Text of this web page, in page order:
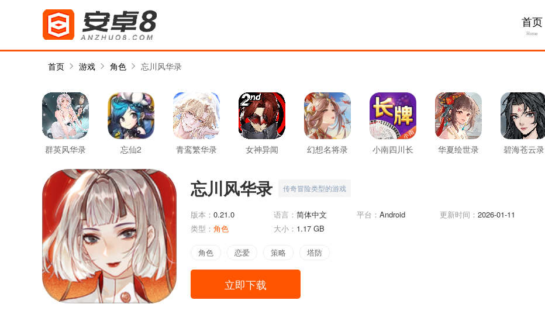
首页
Home
首页 游戏 角色 忘川风华录
群英风华录 忘仙2 青鸾繁华录
女神异闻
幻想名将录
小南四川长
华夏绘世录 碧海苍云录
忘川风华录 传奇冒险类型的游戏
版本： 0.21.0 语言： 简体中文 平台： Android 更新时间： 2026-01-11
类型： 角色 大小： 1.17 GB
角色 恋爱 策略 塔防
立即下载